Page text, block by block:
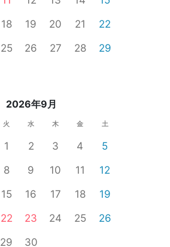
18 19 20 21
22
25 26 27 28
29
2026年9月
火 水 木 金 土
1 2 3 4
5
8 9 10 11
12
15 16 17 18
19
22 23 24 25
26
29 30